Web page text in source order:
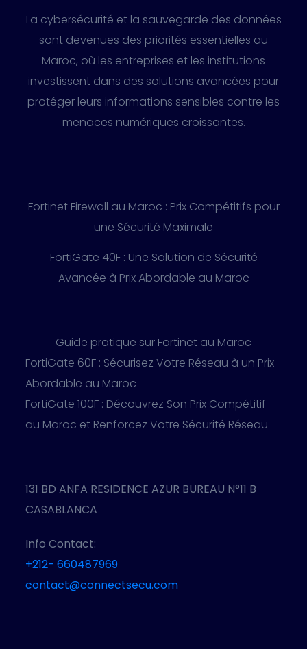
La cybersécurité et la sauvegarde des données
sont devenues des priorités essentielles au
Maroc, où les entreprises et les institutions
investissent dans des solutions avancées pour
protéger leurs informations sensibles contre les
menaces numériques croissantes.
Fortinet Firewall au Maroc : Prix Compétitifs pour
une Sécurité Maximale
FortiGate 40F : Une Solution de Sécurité
Avancée à Prix Abordable au Maroc
Guide pratique sur Fortinet au Maroc
FortiGate 60F : Sécurisez Votre Réseau à un Prix
Abordable au Maroc
FortiGate 100F : Découvrez Son Prix Compétitif
au Maroc et Renforcez Votre Sécurité Réseau
131 BD ANFA RESIDENCE AZUR BUREAU N°11 B
CASABLANCA
Info Contact:
+212- 660487969
contact@connectsecu.com